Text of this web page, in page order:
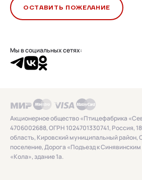
Мы в социальных сетях:
ОСТАВИТЬ ПОЖЕЛАНИЕ
Акционерное общество «Птицефабрика
4706002688, ОГРН 1024701330741, Россия,
область, Кировский муниципальный район,
поселение, Дорога «Подъезд к
«Кола», здание 1а.